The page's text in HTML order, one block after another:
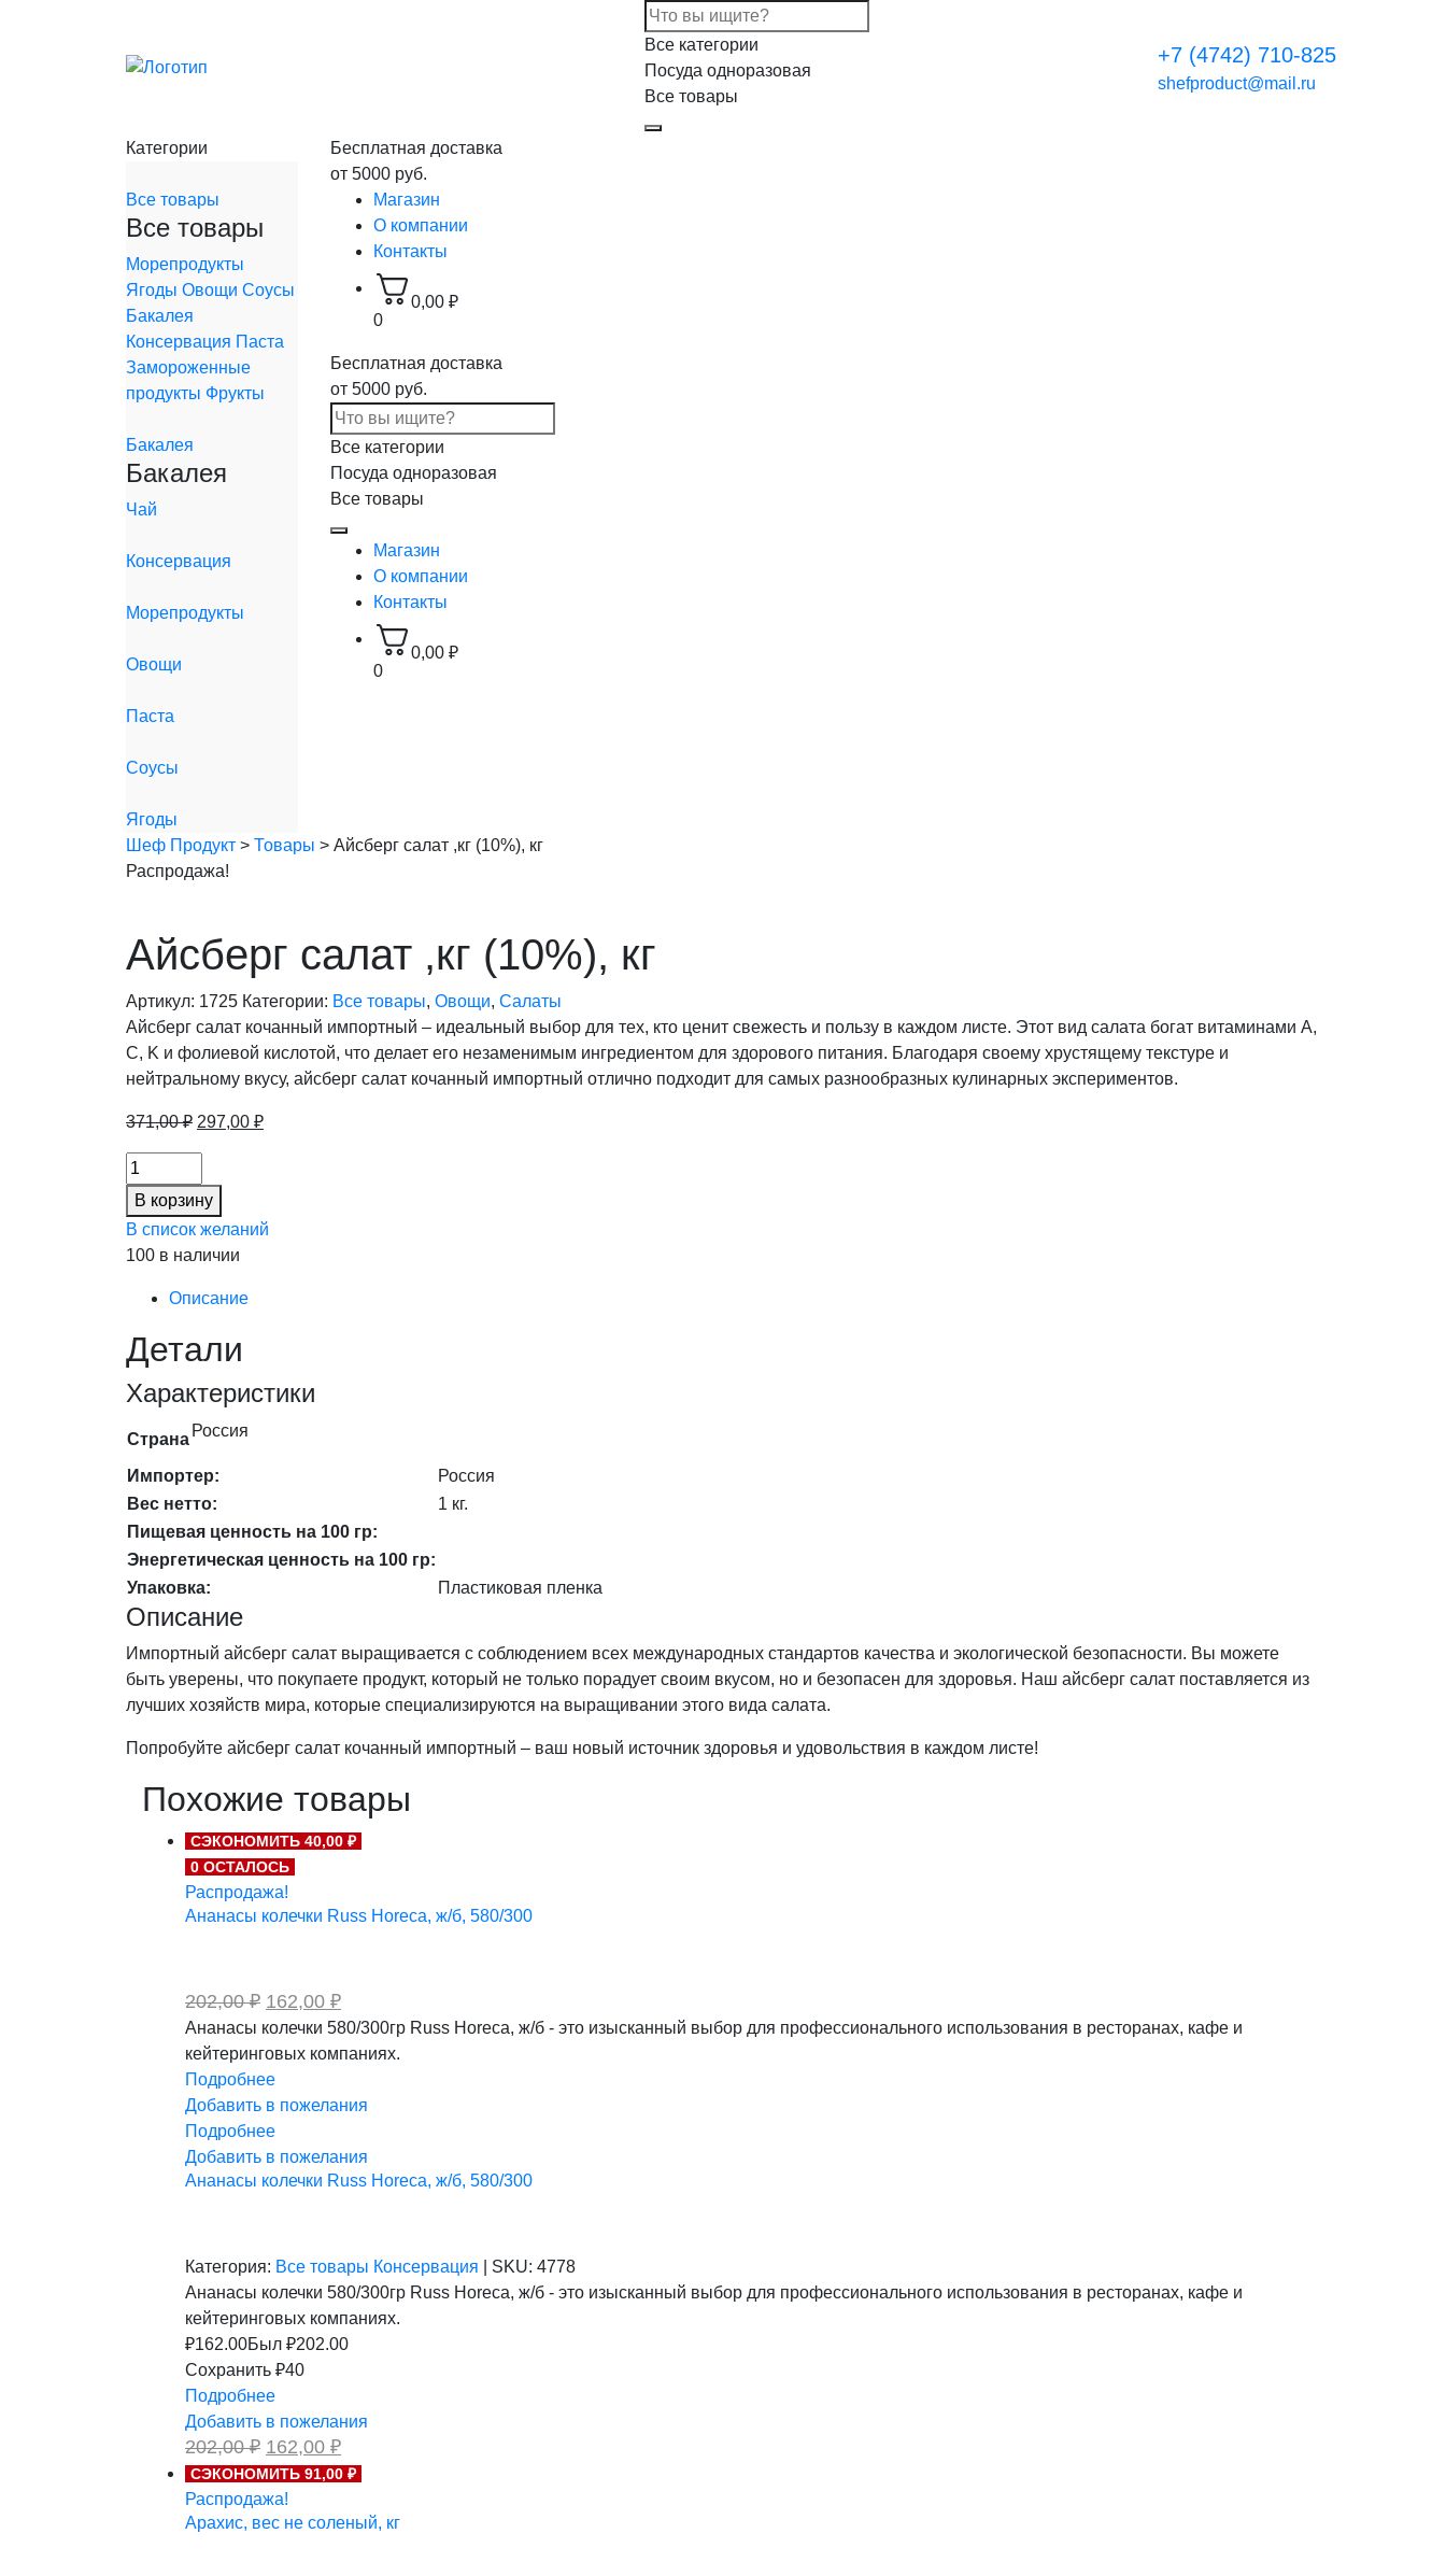
Все категории
Посуда одноразовая
Все товары
+7 (4742) 710-825
shefproduct@mail.ru
Категории
Все товары
Все товары
Морепродукты
Ягоды Овощи Соусы
Бакалея
Консервация Паста
Замороженные
продукты Фрукты
Бакалея
Бакалея
Чай
Консервация
Морепродукты
Овощи
Паста
Соусы
Ягоды
Бесплатная доставка
от 5000 руб.
Магазин
О компании
Контакты
0
0,00 ₽
Бесплатная доставка
от 5000 руб.
Все категории
Посуда одноразовая
Все товары
Магазин
О компании
Контакты
0
0,00 ₽
Шеф Продукт > Товары > Айсберг салат ,кг (10%), кг
Распродажа!
Айсберг салат ,кг (10%), кг
Артикул: 1725 Категории: Все товары, Овощи, Салаты
Айсберг салат кочанный импортный – идеальный выбор для тех, кто ценит свежесть и пользу в каждом листе. Этот вид салата богат витаминами A,
C, K и фолиевой кислотой, что делает его незаменимым ингредиентом для здорового питания. Благодаря своему хрустящему текстуре и
нейтральному вкусу, айсберг салат кочанный импортный отлично подходит для самых разнообразных кулинарных экспериментов.
371,00₽ Первоначальная
371,00 ₽.
297,00 ₽Текущая
Айсберг
салат
,кг
(10%),
кг
количество
В корзину
В список желаний
100 в наличии
Описание
Детали
Характеристики
Страна Россия
Импортер:
Россия
Вес нетто:
1 кг.
Пищевая ценность на 100 гр:
Энергетическая ценность на 100 гр:
Упаковка:
Пластиковая пленка
Описание
Импортный айсберг салат выращивается с соблюдением всех международных стандартов качества и экологической безопасности. Вы можете
быть уверены, что покупаете продукт, который не только порадует своим вкусом, но и безопасен для здоровья. Наш айсберг салат поставляется из
лучших хозяйств мира, которые специализируются на выращивании этого вида салата.
Попробуйте айсберг салат кочанный импортный – ваш новый источник здоровья и удовольствия в каждом листе!
Похожие товары
СЭКОНОМИТЬ 40,00 ₽
0 ОСТАЛОСЬ
Распродажа!
Ананасы колечки Russ Horeca, ж/б, 580/300
202,00₽ Первоначальная
цена
составляла
202,00 ₽.
162,00 ₽Текущая
цена:
162,00 ₽.
Ананасы колечки 580/300гр Russ Horeca, ж/б - это изысканный выбор для профессионального использования в ресторанах, кафе и
кейтеринговых компаниях.
Подробнее
Добавить в пожелания
Подробнее
Добавить в пожелания
Ананасы колечки Russ Horeca, ж/б, 580/300
Категория: Все товары Консервация SKU: 4778
Ананасы колечки 580/300гр Russ Horeca, ж/б - это изысканный выбор для профессионального использования в ресторанах, кафе и
кейтеринговых компаниях.
₽162.00Был ₽202.00
Сохранить ₽40
Подробнее
Добавить в пожелания
202,00₽ Первоначальная
цена
составляла
202,00 ₽.
162,00 ₽Текущая
цена:
162,00 ₽.
СЭКОНОМИТЬ 91,00 ₽
Распродажа!
Арахис, вес не соленый, кг